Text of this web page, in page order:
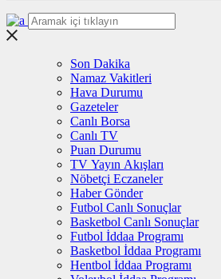
Son Dakika
Namaz Vakitleri
Hava Durumu
Gazeteler
Canlı Borsa
Canlı TV
Puan Durumu
TV Yayın Akışları
Nöbetçi Eczaneler
Haber Gönder
Futbol Canlı Sonuçlar
Basketbol Canlı Sonuçlar
Futbol İddaa Programı
Basketbol İddaa Programı
Hentbol İddaa Programı